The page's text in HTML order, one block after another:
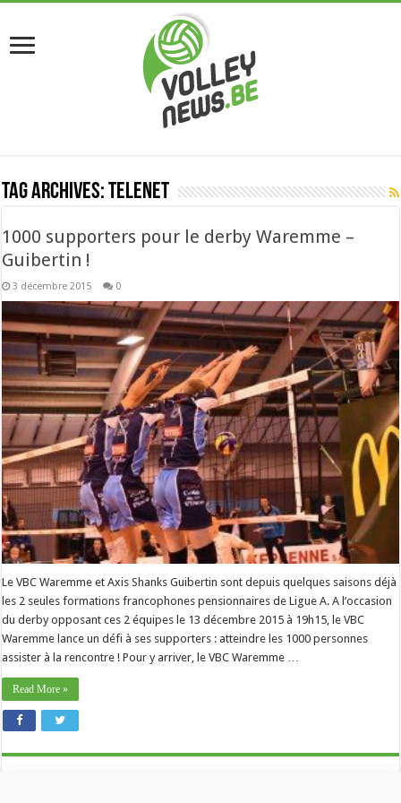
Tag Archives:telenet
1000 supporters pour le derby Waremme –
Guibertin !
3 décembre 2015 0
Le VBC Waremme et Axis Shanks Guibertin sont depuis quelques saisons déjà
les 2 seules formations francophones pensionnaires de Ligue A. A l’occasion
du derby opposant ces 2 équipes le 13 décembre 2015 à 19h15, le VBC
Waremme lance un défi à ses supporters : atteindre les 1000 personnes
assister à la rencontre ! Pour y arriver, le VBC Waremme …
Read More »